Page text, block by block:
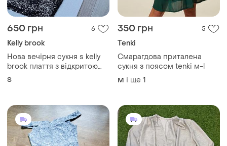
650 грн 6
Kelly brook
Нова вечірня сукня s kelly
brook плаття з відкритою
спиною блискуча сукня
S
350 грн 5
Tenki
Смарагдова приталена
сукня з поясом tenki м-l
M і ще 1